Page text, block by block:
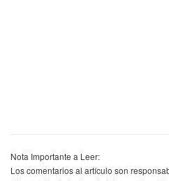
Nota Importante a Leer:
Los comentarios al artículo son